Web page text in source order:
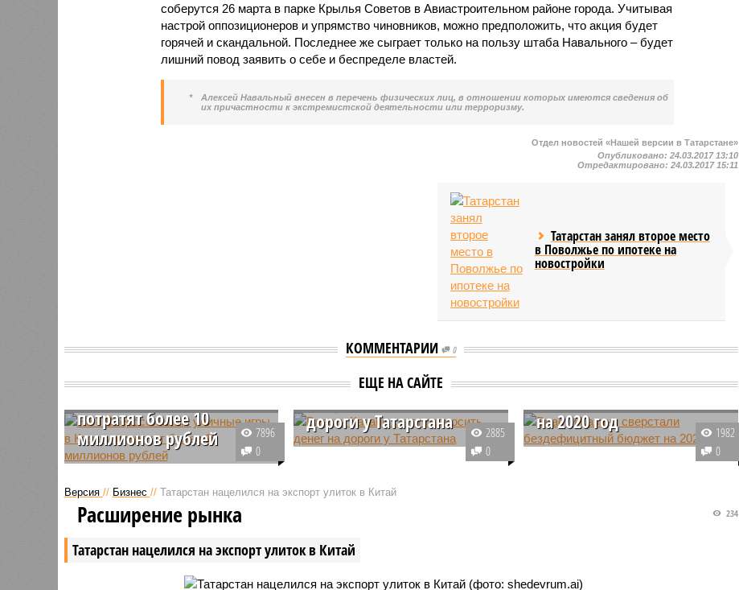
соберутся 26 марта в парке Крылья Советов в Авиастроительном районе города. Учитывая
настрой оппозиционеров и упрямство чиновников, можно предположить, что акция будет
горячей и скандальной. Последнее же сыграет только на пользу штаба Навального – будет
лишний повод заявить о себе и беспределе властей.
*
Алексей Навальный внесен в перечень физических лиц, в отношении которых имеются сведения об
их причастности к экстремистской деятельности или терроризму.
Отдел новостей «Нашей версии в Татарстане»
Опубликовано:24.03.2017 13:10
Отредактировано:24.03.2017 15:11
Татарстан занял второе место
в Поволжье по ипотеке на
новостройки
КОММЕНТАРИИ 0
ЕЩЕ НА САЙТЕ
На II Всероссийские
потратят более 10
миллионов рублей
В Казани состоятся II
мероприятие выделено 10,2
миллиона рублей.
7896
0
Власти Казани хотят
дороги у Татарстана
Содержание всех
муниципальных дорог в столице
в 1 миллиард рублей и около
Но городские власти уверяют,
2885
0
Власти Казани сверстали
на 2020 год
В столице Татарстана прошли
1982
0
Версия // Бизнес // Татарстан нацелился на экспорт улиток в Китай
Татарстан нацелился на экспорт улиток в Китай
234
Расширение рынка